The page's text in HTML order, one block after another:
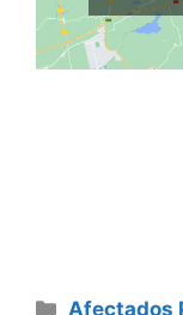
Categorías
Afectados